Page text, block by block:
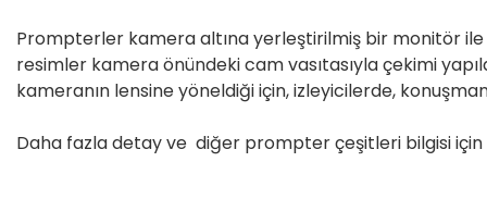
Prompterler kamera altına yerleştirilmiş bir monitör ile
resimler kamera önündeki cam vasıtasıyla çekimi
kameranın lensine yöneldiği için, izleyicilerde,
Daha fazla detay ve diğer prompter çeşitleri bilgisi